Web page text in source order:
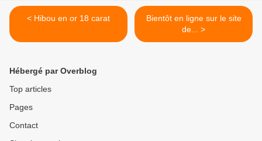
< Hibou en or 18 carat
Bientôt en ligne sur le site
de... >
Hébergé par Overblog
Top articles
Pages
Contact